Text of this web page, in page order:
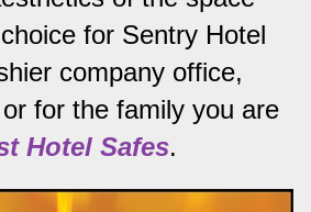
for Sentry Hotel
company office,
for the family you are
Hotel Safes.